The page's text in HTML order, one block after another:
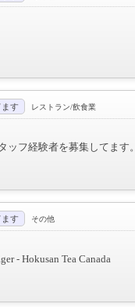
ます レストラン/飲食業
ッフ経験者を募集してます。
ます その他
- Hokusan Tea Canada